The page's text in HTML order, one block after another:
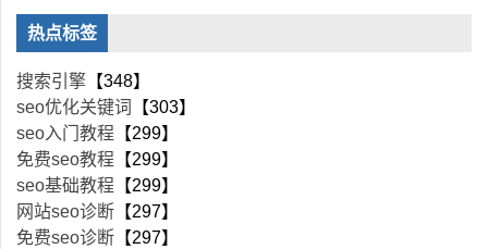
热点标签
搜索引擎 【348】
seo优化关键词
【303】
seo入门教程 【299】
免费seo教程 【299】
seo基础教程 【299】
网站seo诊断 【297】
免费seo诊断 【297】